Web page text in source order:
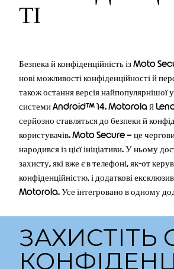
ТІ
Безпека й конфіденційність із Moto
нові можливості конфіденційності й
також остання версія найпопулярнішої у
системи Android™ 14. Motorola й
серйозно ставляться до безпеки й
користувачів. Moto Secure – це
народився із цієї ініціативи. У ньому
захисту, які вже є в телефоні, як-от
конфіденційністю, і додаткові
Motorola. Усе інтегровано в одному
ЗАХИСТІТЬ